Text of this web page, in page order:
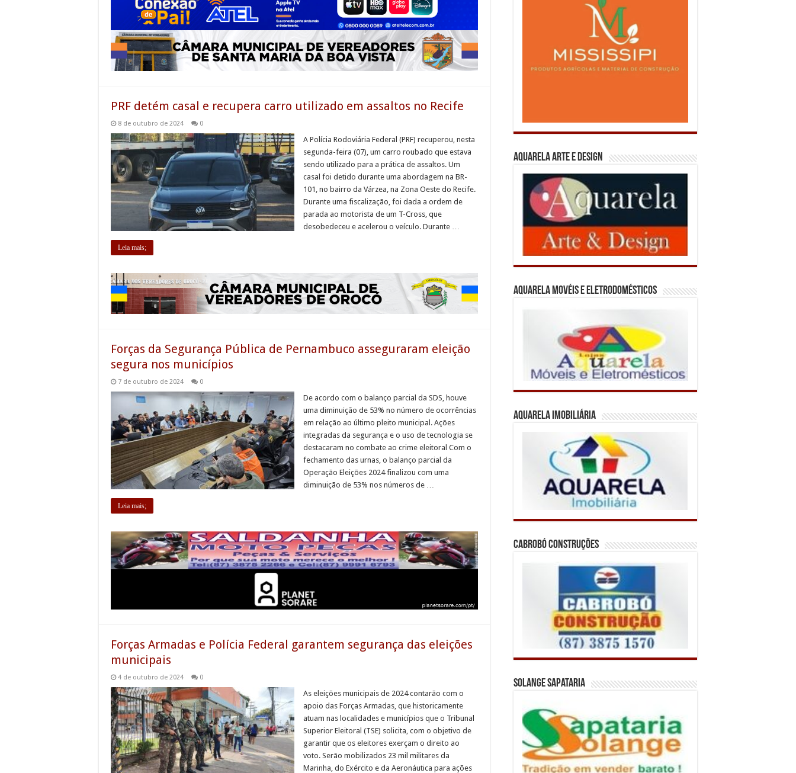
PRF detém casal e recupera carro utilizado em assaltos no Recife
8 de outubro de 2024 0
A Polícia Rodoviária Federal (PRF) recuperou, nesta
segunda-feira (07), um carro roubado que estava
sendo utilizado para a prática de assaltos. Um
casal foi detido durante uma abordagem na BR-
101, no bairro da Várzea, na Zona Oeste do Recife.
Durante uma fiscalização, foi dada a ordem de
parada ao motorista de um T-Cross, que
desobedeceu e acelerou o veículo. Durante …
Leia mais;
Forças da Segurança Pública de Pernambuco asseguraram eleição
segura nos municípios
7 de outubro de 2024 0
De acordo com o balanço parcial da SDS, houve
uma diminuição de 53% no número de ocorrências
em relação ao último pleito municipal. Ações
integradas da segurança e o uso de tecnologia se
destacaram no combate ao crime eleitoral Com o
fechamento das urnas, o balanço parcial da
Operação Eleições 2024 finalizou com uma
diminuição de 53% nos números de …
Leia mais;
Forças Armadas e Polícia Federal garantem segurança das eleições
municipais
4 de outubro de 2024 0
As eleições municipais de 2024 contarão com o
apoio das Forças Armadas, que historicamente
atuam nas localidades e municípios que o Tribunal
Superior Eleitoral (TSE) solicita, com o objetivo de
garantir que os eleitores exerçam o direito ao
voto. Serão mobilizados 23 mil militares da
Marinha, do Exército e da Aeronáutica para ações
Aquarela Arte e Design
Aquarela Movéis e Eletrodomésticos
Aquarela Imobiliária
Cabrobó Construções
Solange Sapataria